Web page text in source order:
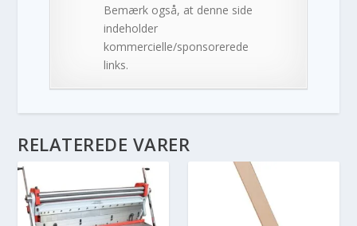
Bemærk også, at denne side
indeholder
kommercielle/sponsorerede
links.
RELATEREDE VARER